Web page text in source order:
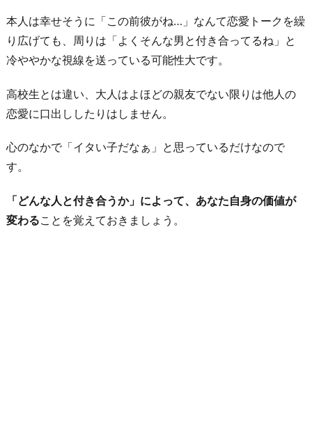
本人は幸せそうに「この前彼がね…」なんて恋愛トークを繰
り広げても、周りは「よくそんな男と付き合ってるね」と
冷ややかな視線を送っている可能性大です。
高校生とは違い、大人はよほどの親友でない限りは他人の
恋愛に口出ししたりはしません。
心のなかで「イタい子だなぁ」と思っているだけなので
す。
「どんな人と付き合うか」によって、あなた自身の価値が
変わることを覚えておきましょう。